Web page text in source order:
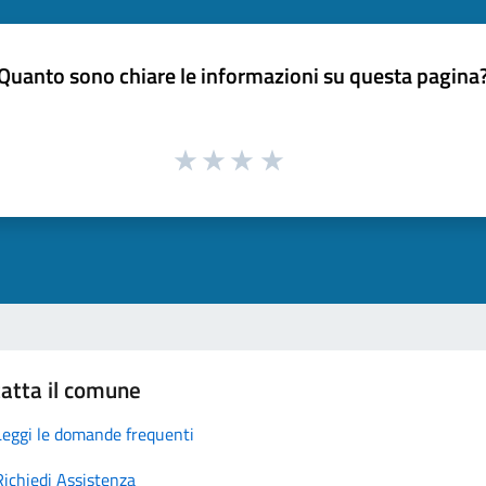
sono chiare le informazioni su questa
il comune
le domande frequenti
Assistenza